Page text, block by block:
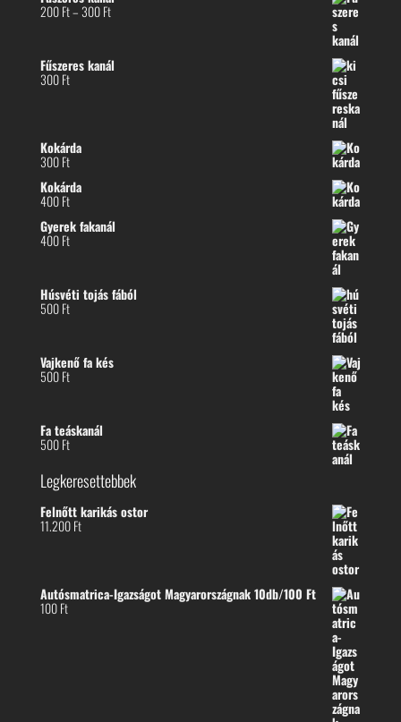
200Ft–300FtÁrtartomány:
Fűszeres kanál
300Ft
Kokárda
300Ft
Kokárda
400Ft
Gyerek fakanál
400Ft
Húsvéti tojás fából
500Ft
Vajkenő fa kés
500Ft
Fa teáskanál
500Ft
Legkeresettebbek
Felnőtt karikás ostor
11.200Ft
Autósmatrica-Igazságot Magyarországnak 10db/100 Ft
100Ft